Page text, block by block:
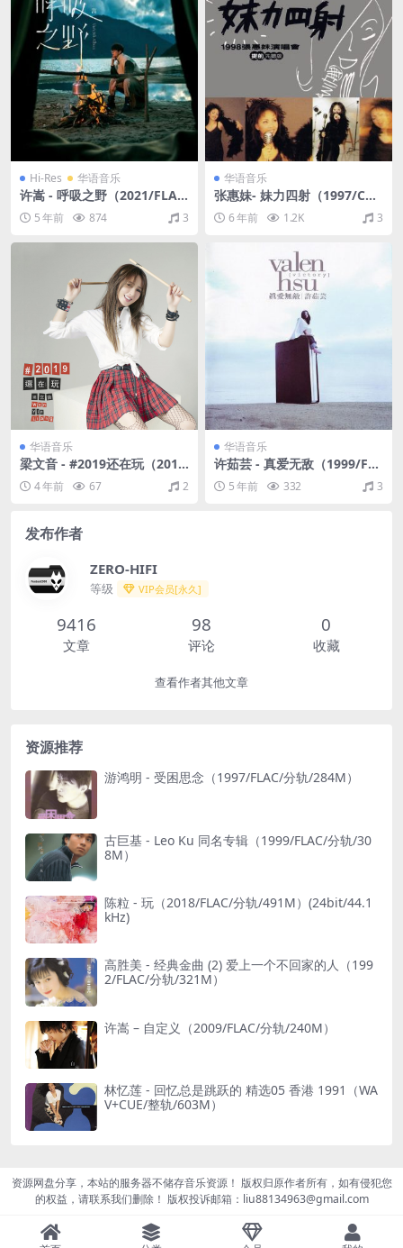
Hi-Res 华语音乐
许嵩 - 呼吸之野（2021/FLA
C/分轨/475M）(24bit/44.1k
Hz)5 年前 874 3
华语音乐
张惠妹- 妹力四射（1997/CUE
+APE/整轨/421M）
6 年前 1.2K 3
华语音乐
梁文音 - #2019还在玩（201
9/FLAC/EP分轨/61M）
4 年前 67 2
华语音乐
许茹芸 - 真爱无敌（1999/FL
AC/分轨/300M）
5 年前 332 3
发布作者
ZERO-HIFI
等级 VIP会员[永久]
9416
文章
98
评论
0
收藏
查看作者其他文章
资源推荐
游鸿明 - 受困思念（1997/FLAC/分轨/284M）
古巨基 - Leo Ku 同名专辑（1999/FLAC/分轨/30
8M）
陈粒 - 玩（2018/FLAC/分轨/491M）(24bit/44.1
kHz)
高胜美 - 经典金曲 (2) 爱上一个不回家的人（199
2/FLAC/分轨/321M）
许嵩 – 自定义（2009/FLAC/分轨/240M）
林忆莲 - 回忆总是跳跃的 精选05 香港 1991（WA
V+CUE/整轨/603M）
资源网盘分享，本站的服务器不储存音乐资源！ 版权归原作者所有，如有侵犯您
的权益，请联系我们删除！ 版权投诉邮箱：liu88134963@gmail.com